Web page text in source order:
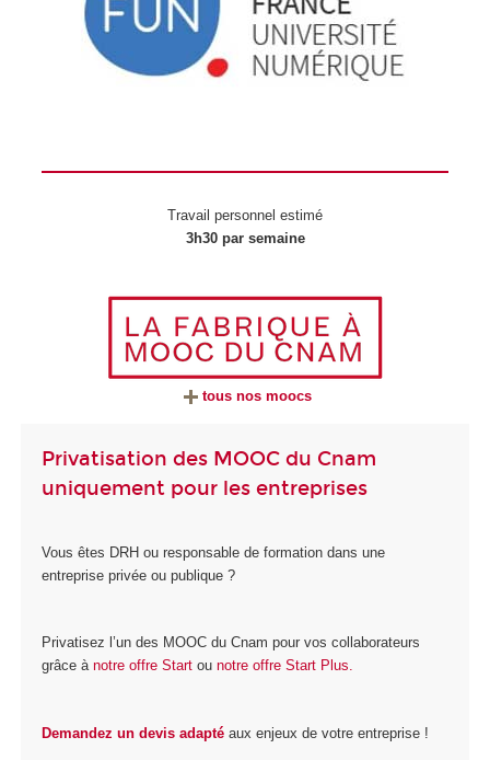
Travail personnel estimé
3h30 par semaine
tous nos moocs
Privatisation des MOOC du Cnam
uniquement pour les entreprises
Vous êtes DRH ou responsable de formation dans une
entreprise privée ou publique ?
Privatisez l’un des MOOC du Cnam pour vos collaborateurs
grâce à notre offre Start ou notre offre Start Plus.
Demandez un devis adapté aux enjeux de votre entreprise !